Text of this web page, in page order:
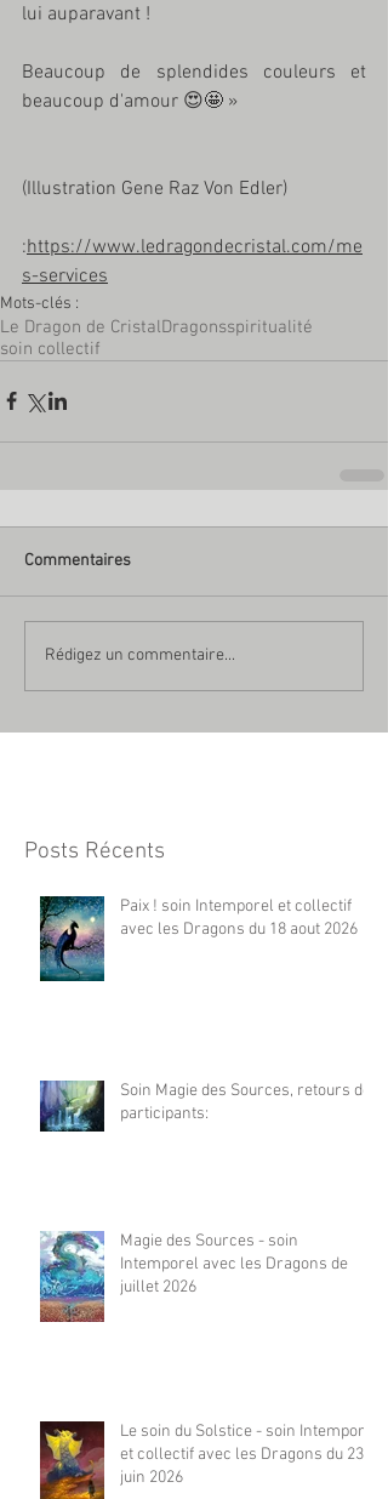
lui auparavant !
Beaucoup de splendides couleurs et
beaucoup d'amour 😍🤩 »
(Illustration Gene Raz Von Edler)
:https://www.ledragondecristal.com/me
s-services
Mots-clés :
Le Dragon de CristalDragonsspiritualité
soin collectif
Commentaires
Rédigez un commentaire...
Posts Récents
Paix ! soin Intemporel et collectif
avec les Dragons du 18 aout 2026
Soin Magie des Sources, retours de
participants:
Magie des Sources - soin
Intemporel avec les Dragons de
juillet 2026
Le soin du Solstice - soin Intemporel
et collectif avec les Dragons du 23
juin 2026